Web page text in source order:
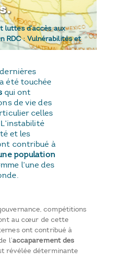
luttes d’accès aux
RDC : Vulnérabilités et
été touchée
qui ont
de vie des
celles
et les
contribué à
population
l’une des
compétitions
au cœur de cette
ont contribué à
l’accaparement des
révélée déterminante